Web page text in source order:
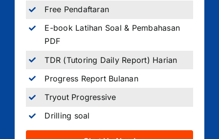
Free Pendaftaran
E-book Latihan Soal & Pembahasan
PDF
TDR (Tutoring Daily Report) Harian
Progress Report Bulanan
Tryout Progressive
Drilling soal